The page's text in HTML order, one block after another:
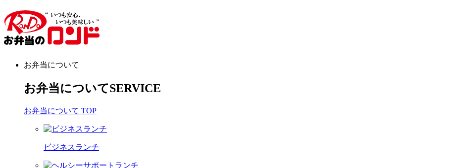
お弁当について
お弁当についてSERVICE
お弁当について TOP
ビジネスランチ